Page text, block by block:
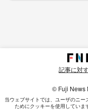
記事に対
© Fuji News
当ウェブサイトでは、ユーザのニ
ためにクッキーを使⽤していま